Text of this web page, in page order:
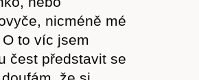
nicméně mé
to víc jsem
čest představit se